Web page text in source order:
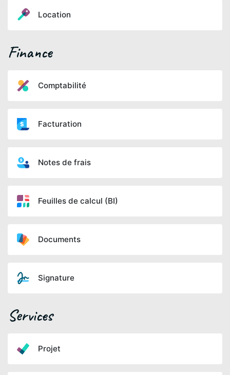
Location
Finance
Comptabilité
Facturation
Notes de frais
Feuilles de calcul (BI)
Documents
Signature
Services
Projet